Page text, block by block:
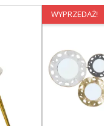
WYPRZEDAŻ!